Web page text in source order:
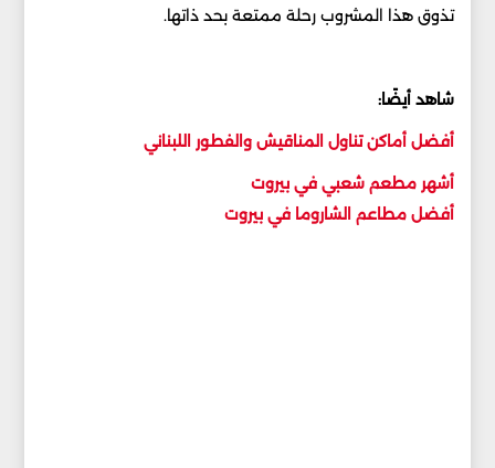
تذوق هذا المشروب رحلة ممتعة بحد ذاتها.
شاهد أيضًا:
أفضل أماكن تناول المناقيش والفطور اللبناني
أشهر مطعم شعبي في بيروت
أفضل مطاعم الشاروما في بيروت